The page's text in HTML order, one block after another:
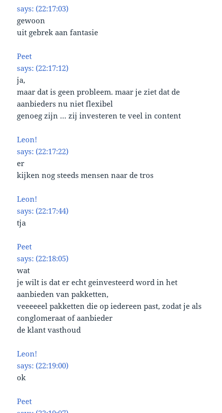
says: (22:17:03)
gewoon
uit gebrek aan fantasie
Peet
says: (22:17:12)
ja,
maar dat is geen probleem. maar je ziet dat de
aanbieders nu niet flexibel
genoeg zijn … zij investeren te veel in content
Leon!
says: (22:17:22)
er
kijken nog steeds mensen naar de tros
Leon!
says: (22:17:44)
tja
Peet
says: (22:18:05)
wat
je wilt is dat er echt geinvesteerd word in het
aanbieden van pakketten,
veeeeeel pakketten die op iedereen past, zodat je als
conglomeraat of aanbieder
de klant vasthoud
Leon!
says: (22:19:00)
ok
Peet